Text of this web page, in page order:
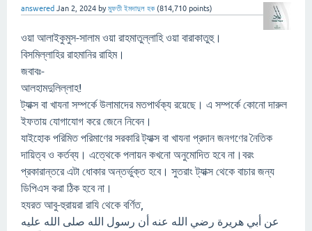
answered Jan 2, 2024 byমুফতী ইমদাদুল হক (814,710 points)
ওয়া আলাইকুমুস-সালাম ওয়া রাহমাতুল্লাহি ওয়া বারাকাতুহু।
বিসমিল্লাহির রাহমানির রাহিম।
জবাবঃ-
আলহামদুলিল্লাহ!
ট্যাক্স বা খাযনা সম্পর্কে উলামাদের মতপার্থক্য রয়েছে। এ সম্পর্কে কোনো দারুল
ইফতায় যোগাযোগ করে জেনে নিবেন।
যাইহোক পরিমিত পরিমাণের সরকারি ট্যাক্স বা খাযনা প্রদান জনগণের নৈতিক
দায়িত্ব ও কর্তব্য। এত্থেকে পলায়ন কখনো অনুমোদিত হবে না।বরং
প্রকারান্তরে এটা ধোকার অন্তর্ভুক্ত হবে। সুতরাং ট্যাক্স থেকে বাচার জন্য
ডিপিএস করা ঠিক হবে না।
হযরত আবু-হুরায়রা রাযি থেকে বর্ণিত,
عن أبي هريرة رضي الله عنه أن رسول الله صلى الله عليه